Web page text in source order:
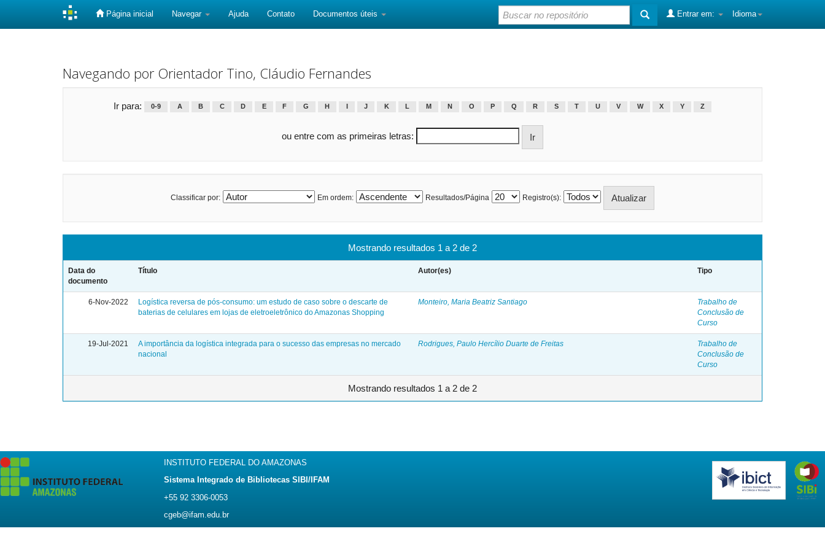
Página inicial Navegar Ajuda Contato Documentos úteis Idioma
Entrar em:
Navegando por Orientador Tino, Cláudio Fernandes
Ir para: 0-9 A B C D E F G H J K L M N O P Q R S T U V W X Y Z
ou entre com as primeiras letras:
Classificar por: Em ordem: Resultados/Página Registro(s):
Mostrando resultados 1 a 2 de 2
Data do
documento
Título Autor(es) Tipo
6-Nov-2022
Logística reversa de pós-consumo: um estudo de caso sobre o descarte de
baterias de celulares em lojas de eletroeletrônico do Amazonas Shopping
Monteiro, Maria Beatriz Santiago
Trabalho de
Conclusão de
Curso
19-Jul-2021
A importância da logística integrada para o sucesso das empresas no mercado
nacional
Rodrigues, Paulo Hercílio Duarte de Freitas
Trabalho de
Conclusão de
Curso
Mostrando resultados 1 a 2 de 2
INSTITUTO FEDERAL DO AMAZONAS
Sistema Integrado de Bibliotecas SIBI/IFAM
+55 92 3306-0053
cgeb@ifam.edu.br